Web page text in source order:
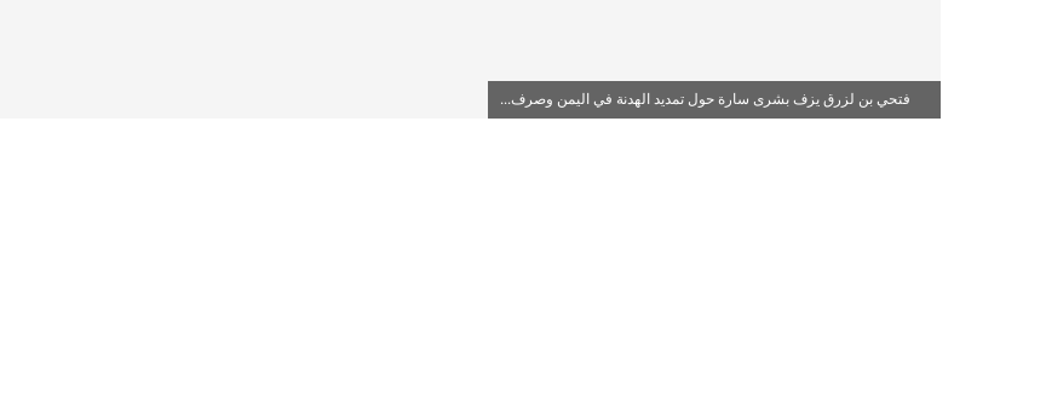
فتحي بن لزرق يزف بشرى سارة حول تمديد الهدنة في اليمن وصرف...